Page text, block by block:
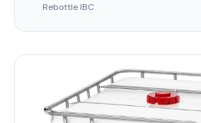
Rebottle IBC